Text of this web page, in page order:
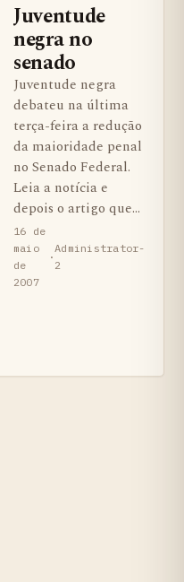
E IMATERIAIS
BENS QUILOMBOLAS
Juventude
negra no
senado
Juventude negra
debateu na última
terça-feira a redução
da maioridade penal
no Senado Federal.
Leia a notícia e
depois o artigo que…
16 de
maio
de
2007
·
Administrator-
2
IMATERIAIS